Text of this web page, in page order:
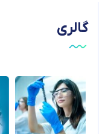
گالری